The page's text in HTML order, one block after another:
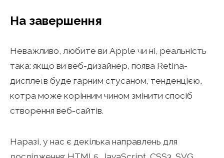
На завершення
Неважливо, любите ви Apple чи ні, реальність
така: якщо ви веб-дизайнер, поява Retina-
дисплеїв буде гарним стусаном, тенденцією,
котра може корінним чином змінити спосіб
створення веб-сайтів.
Наразі, у нас є декілька направлень для